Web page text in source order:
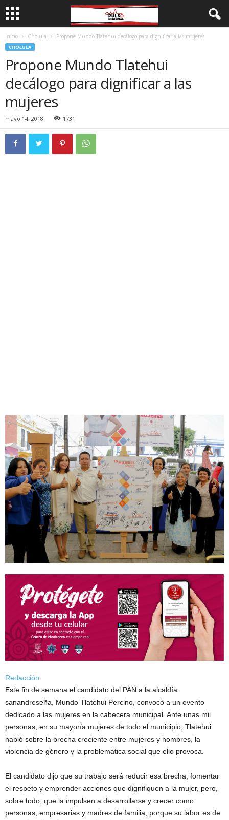
Inicio Cholula Propone Mundo Tlatehui decálogo para dignificar a las mujeres
CHOLULA
Propone Mundo Tlatehui
decálogo para dignificar a las
mujeres
mayo 14, 2018 1731
Redacción
Este fin de semana el candidato del PAN a la alcaldía
sanandreseña, Mundo Tlatehui Percino, convocó a un evento
dedicado a las mujeres en la cabecera municipal. Ante unas mil
personas, en su mayoría mujeres de todo el municipio, Tlatehui
habló sobre la brecha creciente entre mujeres y hombres, la
violencia de género y la problemática social que ello provoca.
El candidato dijo que su trabajo será reducir esa brecha, fomentar
el respeto y emprender acciones que dignifiquen a la mujer, pero,
sobre todo, que la impulsen a desarrollarse y crecer como
personas, empresarias y madres de familia, porque su labor es de